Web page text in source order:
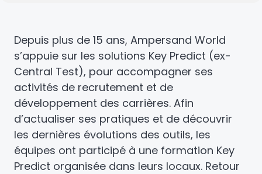
Depuis plus de 15 ans, Ampersand World
s’appuie sur les solutions Key Predict (ex-
Central Test), pour accompagner ses
activités de recrutement et de
développement des carrières. Afin
d’actualiser ses pratiques et de découvrir
les dernières évolutions des outils, les
équipes ont participé à une formation Key
Predict organisée dans leurs locaux. Retour